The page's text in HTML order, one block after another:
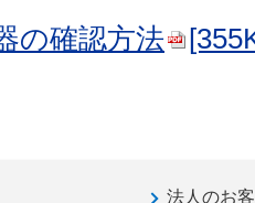
の確認方法
法人のお